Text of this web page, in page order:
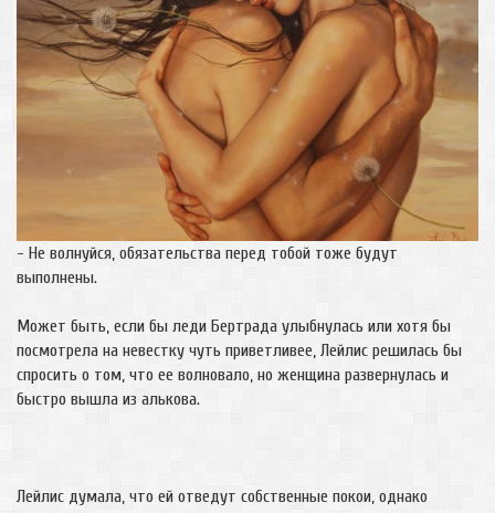
- Не волнуйся, обязательства перед тобой тоже будут
выполнены.
Может быть, если бы леди Бертрада улыбнулась или хотя бы
посмотрела на невестку чуть приветливее, Лейлис решилась бы
спросить о том, что ее волновало, но женщина развернулась и
быстро вышла из алькова.
Лейлис думала, что ей отведут собственные покои, однако